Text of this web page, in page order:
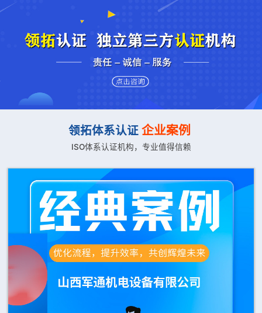
领拓体系认证 企业案例
ISO体系认证机构，专业值得信赖